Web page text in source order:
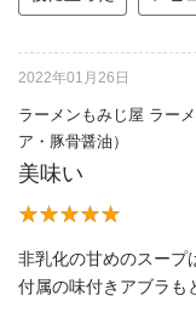
2022年01月26日
ラーメンもみじ屋 ラー
ア・豚骨醤油）
美味い
非乳化の甘めのスープ
付属の味付きアブラも